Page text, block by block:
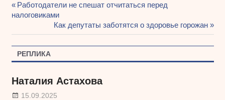
Навигация
по
записям
Предыдущая
запись:
Работодатели не спешат отчитаться перед
налоговиками
Следующая
запись:
Как депутаты заботятся о здоровье горожан
РЕПЛИКА
Наталия Астахова
15.09.2025